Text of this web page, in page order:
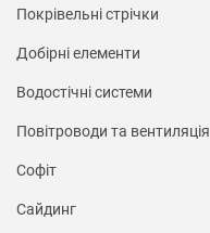
Покрівельні стрічки
Добірні елементи
Водостічні системи
Повітроводи та вентиляція
Софіт
Сайдинг